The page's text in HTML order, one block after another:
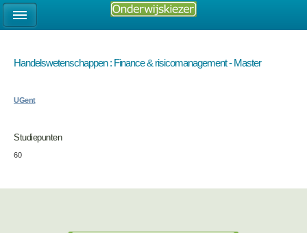
Handelswetenschappen : Finance & risicomanagement - Master
UGent
Studiepunten
60